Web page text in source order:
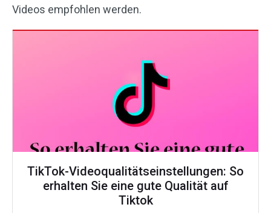
Videos empfohlen werden.
TikTok-Videoqualitätseinstellungen: So
erhalten Sie eine gute Qualität auf
Tiktok